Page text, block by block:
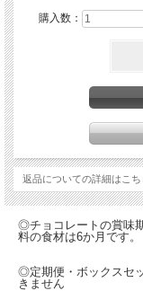
購入数：
返品についての詳細はこち
◎チョコレートの賞味
料の食材は6か月です。
◎定期便・ボックスセ
きません